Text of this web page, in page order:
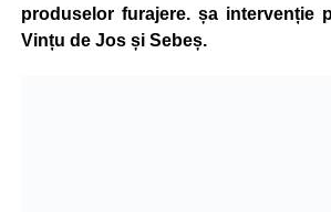
produselor furajere. șa intervenție
Vințu de Jos și Sebeș.